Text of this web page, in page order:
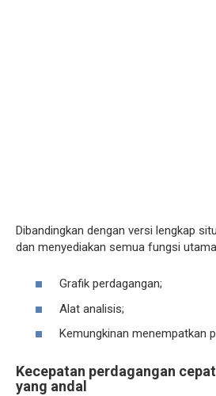
Dibandingkan dengan versi lengkap
dan menyediakan semua fungsi
Grafik perdagangan;
Alat analisis;
Kemungkinan menempatkan
Kecepatan perdagangan
yang andal